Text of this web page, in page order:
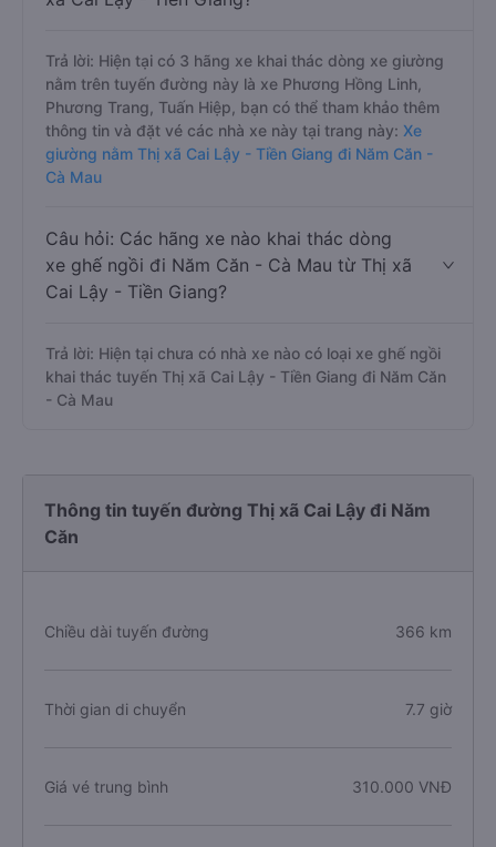
Trả lời: Hiện tại có 3 hãng xe khai thác dòng xe giường
nằm trên tuyến đường này là xe Phương Hồng Linh,
Phương Trang, Tuấn Hiệp, bạn có thể tham khảo thêm
thông tin và đặt vé các nhà xe này tại trang này: Xe
giường nằm Thị xã Cai Lậy - Tiền Giang đi Năm Căn -
Cà Mau
Câu hỏi: Các hãng xe nào khai thác dòng
xe ghế ngồi đi Năm Căn - Cà Mau từ Thị xã
Cai Lậy - Tiền Giang?
Trả lời: Hiện tại chưa có nhà xe nào có loại xe ghế ngồi
khai thác tuyến Thị xã Cai Lậy - Tiền Giang đi Năm Căn
- Cà Mau
Thông tin tuyến đường Thị xã Cai Lậy đi Năm
Căn
Chiều dài tuyến đường 366 km
Thời gian di chuyển 7.7 giờ
Giá vé trung bình 310.000 VNĐ